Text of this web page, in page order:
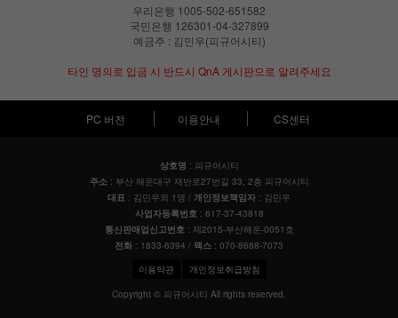
우리은행 1005-502-651582
국민은행 126301-04-327899
예금주 : 김민우(피규어시티)
타인 명의로 입금 시 반드시 QnA 게시판으로 알려주세요
PC 버전 이용안내 CS센터
상호명 : 피규어시티
주소: 부산 해운대구 재반로27번길 33, 2층 피규어시티
대표 : 김민우외 1명 / 개인정보책임자 : 김민우
사업자등록번호 : 617-37-43818
통신판매업신고번호 : 제2015-부산해운-0051호
전화 : 1833-6394 / 팩스 : 070-8688-7073
이용약관 개인정보취급방침
Copyright © 피규어시티 All rights reserved.